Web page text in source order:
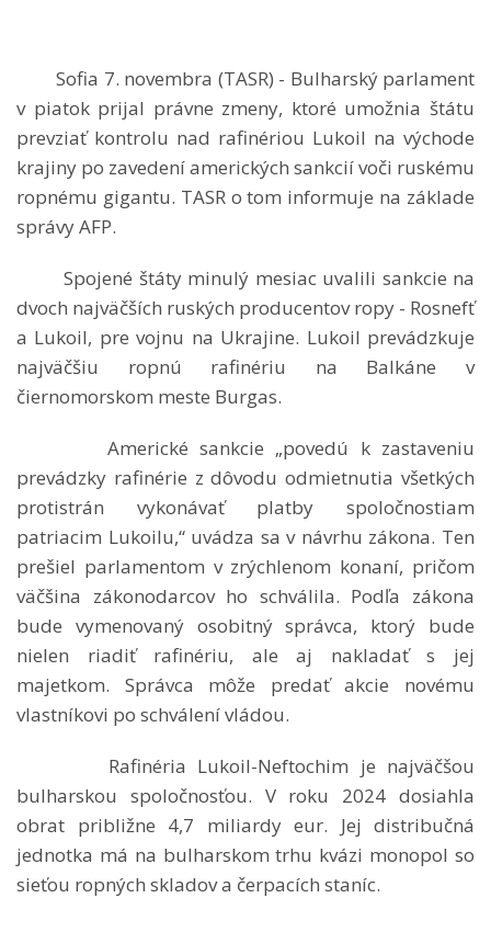
Sofia 7. novembra (TASR) - Bulharský parlament
v piatok prijal právne zmeny, ktoré umožnia štátu
prevziať kontrolu nad rafinériou Lukoil na východe
krajiny po zavedení amerických sankcií voči ruskému
ropnému gigantu. TASR o tom informuje na základe
správy AFP.
Spojené štáty minulý mesiac uvalili sankcie na
dvoch najväčších ruských producentov ropy - Rosnefť
a Lukoil, pre vojnu na Ukrajine. Lukoil prevádzkuje
najväčšiu ropnú rafinériu na Balkáne v
čiernomorskom meste Burgas.
Americké sankcie „povedú k zastaveniu
prevádzky rafinérie z dôvodu odmietnutia všetkých
protistrán vykonávať platby spoločnostiam
patriacim Lukoilu,“ uvádza sa v návrhu zákona. Ten
prešiel parlamentom v zrýchlenom konaní, pričom
väčšina zákonodarcov ho schválila. Podľa zákona
bude vymenovaný osobitný správca, ktorý bude
nielen riadiť rafinériu, ale aj nakladať s jej
majetkom. Správca môže predať akcie novému
vlastníkovi po schválení vládou.
Rafinéria Lukoil-Neftochim je najväčšou
bulharskou spoločnosťou. V roku 2024 dosiahla
obrat približne 4,7 miliardy eur. Jej distribučná
jednotka má na bulharskom trhu kvázi monopol so
sieťou ropných skladov a čerpacích staníc.